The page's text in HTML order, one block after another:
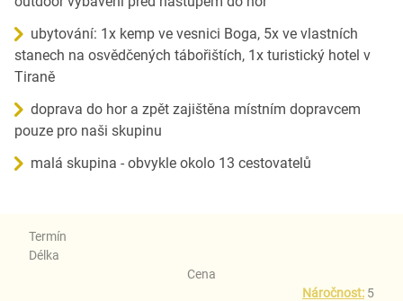
ubytování: 1x kemp ve vesnici Boga, 5x ve vlastních
stanech na osvědčených tábořištích, 1x turistický hotel v
Tiraně
doprava do hor a zpět zajištěna místním dopravcem
pouze pro naši skupinu
malá skupina - obvykle okolo 13 cestovatelů
Termín
Délka
Cena
Náročnost: 5